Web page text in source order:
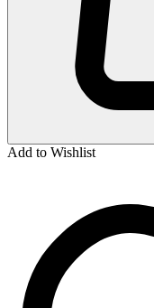
Add to Wishlist